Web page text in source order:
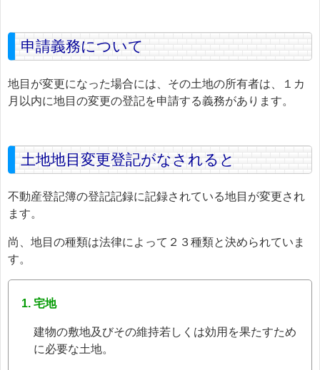
申請義務について
地目が変更になった場合には、その土地の所有者は、１カ
月以内に地目の変更の登記を申請する義務があります。
土地地目変更登記がなされると
不動産登記簿の登記記録に記録されている地目が変更され
ます。
尚、地目の種類は法律によって２３種類と決められていま
す。
宅地
建物の敷地及びその維持若しくは効用を果たすため
に必要な土地。